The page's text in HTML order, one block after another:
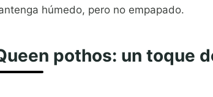
húmedo, pero no empapado.
pothos: un toque